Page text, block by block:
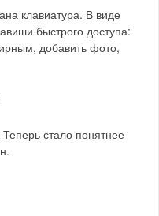
клавиатура. В виде
быстрого доступа:
добавить фото,
стало понятнее